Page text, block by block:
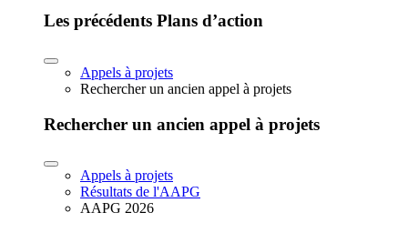
Les précédents Plans d’action
Appels à projets
Rechercher un ancien appel à projets
Rechercher un ancien appel à projets
Appels à projets
Résultats de l'AAPG
AAPG 2026